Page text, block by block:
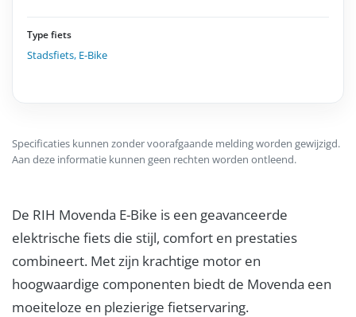
Type fiets
Stadsfiets, E-Bike
Specificaties kunnen zonder voorafgaande melding worden gewijzigd.
Aan deze informatie kunnen geen rechten worden ontleend.
De RIH Movenda E-Bike is een geavanceerde
elektrische fiets die stijl, comfort en prestaties
combineert. Met zijn krachtige motor en
hoogwaardige componenten biedt de Movenda een
moeiteloze en plezierige fietservaring.